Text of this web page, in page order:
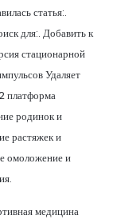
статья:.
для:. Добавить к
стационарной
Удаляет
платформа
родинок и
растяжек и
омоложение и
медицина